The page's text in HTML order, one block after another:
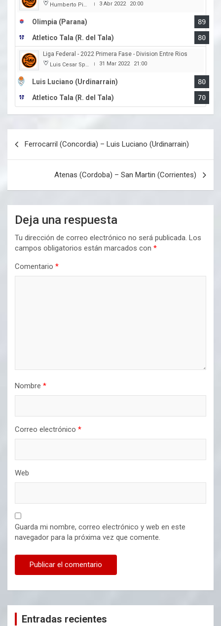
Humberto Pietranera | 3 Abr 2022 20:00
Olimpia (Parana)
89
Atletico Tala (R. del Tala)
80
Liga Federal - 2022 Primera Fase - Division Entre Rios
Luis Cesar Spiazzi | 31 Mar 2022 21:00
Luis Luciano (Urdinarrain)
80
Atletico Tala (R. del Tala)
70
entradas
Ferrocarril (Concordia) – Luis Luciano (Urdinarrain)
Atenas (Cordoba) – San Martin (Corrientes)
Deja una respuesta
Tu dirección de correo electrónico no será publicada. Los
campos obligatorios están marcados con *
Comentario *
Nombre *
Correo electrónico *
Web
Guarda mi nombre, correo electrónico y web en este
navegador para la próxima vez que comente.
Entradas recientes